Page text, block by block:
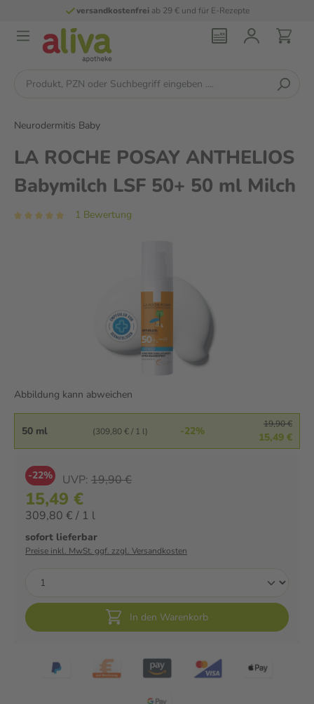
versandkostenfreiab 29 € und für E-Rezepte
Neurodermitis Baby
LA ROCHE POSAY ANTHELIOS
Babymilch LSF 50+ 50 ml Milch
1 Bewertung
Abbildung kann abweichen
50 ml (309,80 € / 1 l) -22%
19,90 €
15,49 €
-22% UVP: 19,90 €
15,49 €
309,80 € / 1 l
sofort lieferbar
Preise inkl. MwSt. ggf. zzgl. Versandkosten
In den Warenkorb